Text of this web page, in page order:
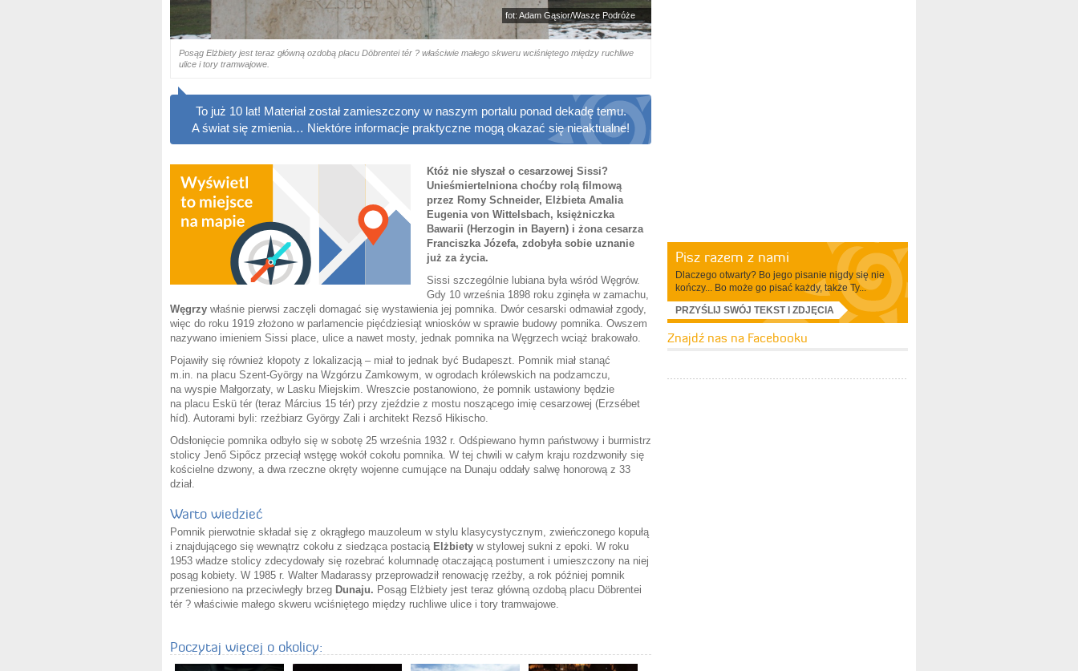
fot: Adam Gąsior/Wasze Podróże
Posąg Elżbiety jest teraz główną ozdobą placu Döbrentei tér ? właściwie małego skweru wciśniętego między ruchliwe
ulice i tory tramwajowe.
To już 10 lat! Materiał został zamieszczony w naszym portalu ponad dekadę temu.
A świat się zmienia… Niektóre informacje praktyczne mogą okazać się nieaktualne!
Któż nie słyszał o cesarzowej Sissi?
Unieśmiertelniona choćby rolą filmową
przez Romy Schneider, Elżbieta Amalia
Eugenia von Wittelsbach, księżniczka
Bawarii (Herzogin in Bayern) i żona cesarza
Franciszka Józefa, zdobyła sobie uznanie
już za życia.
Sissi szczególnie lubiana była wśród Węgrów.
Gdy 10 września 1898 roku zginęła w zamachu,
Węgrzy właśnie pierwsi zaczęli domagać się wystawienia jej pomnika. Dwór cesarski odmawiał zgody,
więc do roku 1919 złożono w parlamencie pięćdziesiąt wniosków w sprawie budowy pomnika. Owszem
nazywano imieniem Sissi place, ulice a nawet mosty, jednak pomnika na Węgrzech wciąż brakowało.
Pojawiły się również kłopoty z lokalizacją – miał to jednak być Budapeszt. Pomnik miał stanąć
m.in. na placu Szent-György na Wzgórzu Zamkowym, w ogrodach królewskich na podzamczu,
na wyspie Małgorzaty, w Lasku Miejskim. Wreszcie postanowiono, że pomnik ustawiony będzie
na placu Eskü tér (teraz Március 15 tér) przy zjeździe z mostu noszącego imię cesarzowej (Erzsébet
híd). Autorami byli: rzeźbiarz György Zali i architekt Rezső Hikischo.
Odsłonięcie pomnika odbyło się w sobotę 25 września 1932 r. Odśpiewano hymn państwowy i burmistrz
stolicy Jenő Sipőcz przeciął wstęgę wokół cokołu pomnika. W tej chwili w całym kraju rozdzwoniły się
kościelne dzwony, a dwa rzeczne okręty wojenne cumujące na Dunaju oddały salwę honorową z 33
dział.
Warto wiedzieć
Pomnik pierwotnie składał się z okrągłego mauzoleum w stylu klasycystycznym, zwieńczonego kopułą
i znajdującego się wewnątrz cokołu z siedząca postacią Elżbiety w stylowej sukni z epoki. W roku
1953 władze stolicy zdecydowały się rozebrać kolumnadę otaczającą postument i umieszczony na niej
posąg kobiety. W 1985 r. Walter Madarassy przeprowadził renowację rzeźby, a rok później pomnik
przeniesiono na przeciwległy brzeg Dunaju. Posąg Elżbiety jest teraz główną ozdobą placu Döbrentei
tér ? właściwie małego skweru wciśniętego między ruchliwe ulice i tory tramwajowe.
Poczytaj więcej o okolicy:
Pisz razem z nami
Dlaczego otwarty? Bo jego pisanie nigdy się nie
kończy... Bo może go pisać każdy, także Ty...
PRZYŚLIJ SWÓJ TEKST I ZDJĘCIA
Znajdź nas na Facebooku